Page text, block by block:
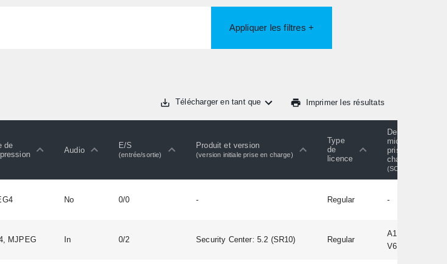
Appliquer les filtres +
Télécharger en tant que Imprimer les résultats
de
Audio E/S
(entrée/sortie)
Produit et version
(version initiale prise en charge)
Type
de
licence
Dernier
micrologiciel
pris en
charge
(SC)
No 0/0 - Regular -
MJPEG In 0/2 Security Center: 5.2 (SR10) Regular
A1D-500-
V6.09.06-AC